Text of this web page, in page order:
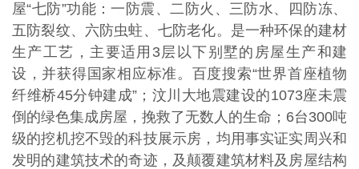
屋“七防”功能：一防震、二防火、三防水、四防冻、
五防裂纹、六防虫蛀、七防老化。是一种环保的建材
生产工艺，主要适用3层以下别墅的房屋生产和建
设，并获得国家相应标准。百度搜索“世界首座植物
纤维桥45分钟建成”；汶川大地震建设的1073座未震
倒的绿色集成房屋，挽救了无数人的生命；6台300吨
级的挖机挖不毁的科技展示房，均用事实证实周兴和
发明的建筑技术的奇迹，及颠覆建筑材料及房屋结构